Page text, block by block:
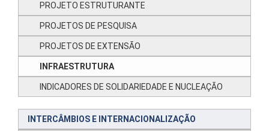
PROJETO ESTRUTURANTE
PROJETOS DE PESQUISA
PROJETOS DE EXTENSÃO
INFRAESTRUTURA
INDICADORES DE SOLIDARIEDADE E NUCLEAÇÃO
INTERCÂMBIOS E INTERNACIONALIZAÇÃO